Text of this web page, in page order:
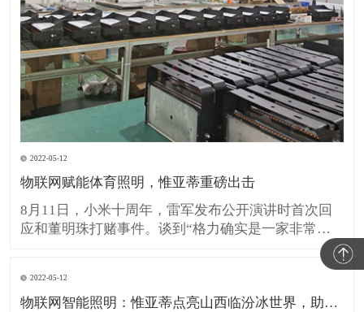
2022-05-12
物联网赋能体育照明，惟亚蒂重磅出击
8月11日，小米十周年，雷军发布公开演讲时首次回
应和董明珠打赌事件。谈到“格力确实是一家非常优
秀的老牌制造企业，但2013年如日中天的小米，也敢
信心爆棚地跟格力比”。的确，网络时代，没有一个
品牌强大到不能被挑战！也没有一个企业弱小到不能
去竞争！机会当前，比的就是谁最先抓住，且迎风而
2022-05-12
物联网智能照明：惟亚蒂点亮山西临汾冰世界，助力全民健身！